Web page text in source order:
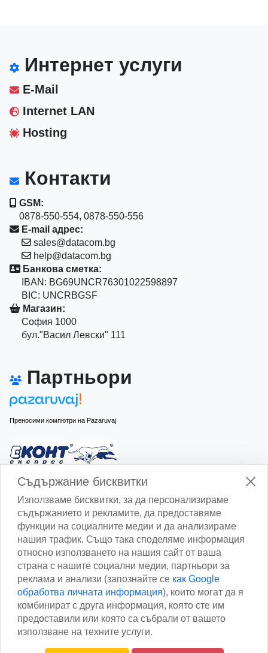
Интернет услуги
E-Mail
Internet LAN
Hosting
Контакти
GSM:
0878-550-554, 0878-550-556
E-mail адрес:
sales@datacom.bg
help@datacom.bg
Банкова сметка:
IBAN: BG69UNCR76301022598897
BIC: UNCRBGSF
Магазин:
София 1000
бул."Васил Левски" 111
Партньори
Преносими компютри на Pazaruvaj
Изчисли доставката с Еконт
Изчисли доставката със Спиди
Facebook
Съдържание бисквитки
Използваме бисквитки, за да персонализираме
съдържанието и рекламите, да предоставяме
функции на социалните медии и да анализираме
нашия трафик. Също така споделяме информация
относно използването на нашия сайт от ваша
страна с нашите социални медии, партньори за
реклама и анализи (запознайте се как Google
обработва личната информация), които могат да я
комбинират с друга информация, която сте им
предоставили или която са събрали от вашето
използване на техните услуги.